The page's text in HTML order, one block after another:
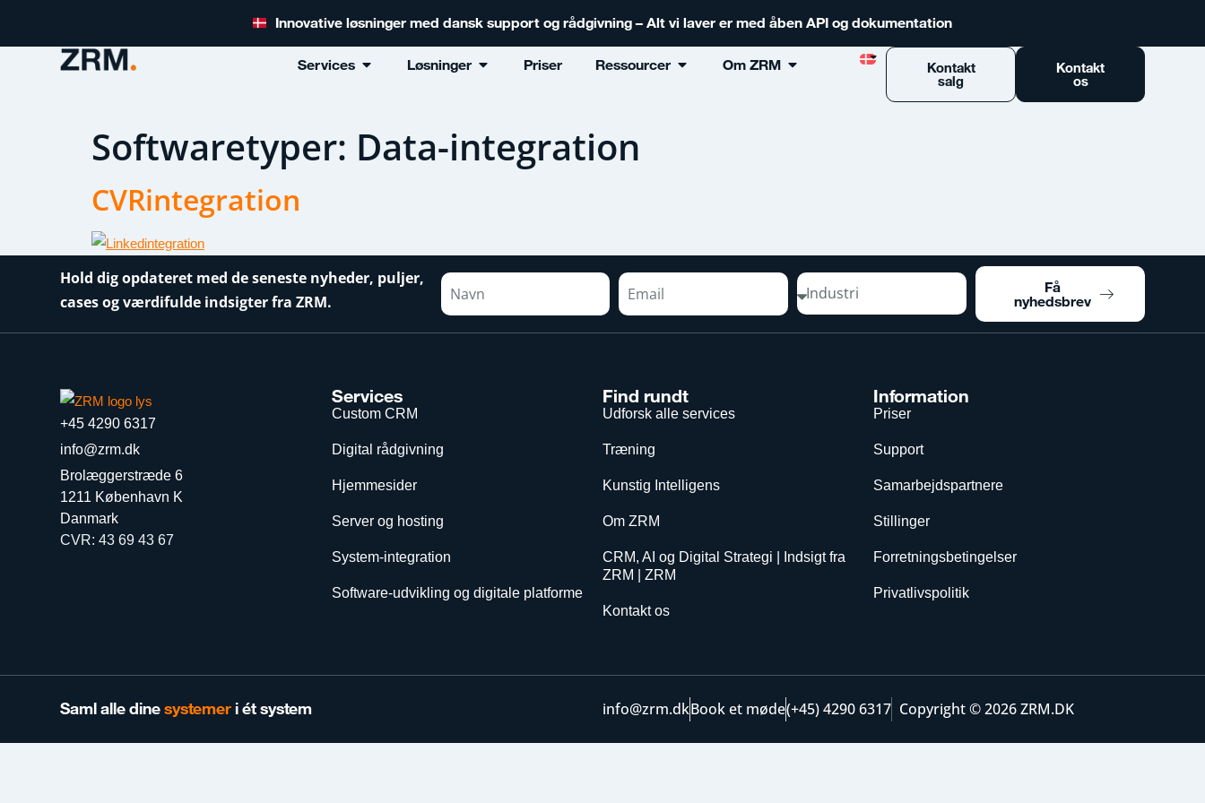
Innovative løsninger med dansk support og rådgivning – Alt vi laver er med åben API og dokumentation
Services Løsninger Priser Ressourcer Om ZRM Kontakt
salg
Kontakt
os
Softwaretyper: Data-integration
CVRintegration
Hold dig opdateret med de seneste nyheder, puljer,
cases og værdifulde indsigter fra ZRM.
Få
nyhedsbrev
+45 4290 6317
info@zrm.dk
Brolæggerstræde 6
1211 København K
Danmark
CVR: 43 69 43 67
Services
Custom CRM
Digital rådgivning
Hjemmesider
Server og hosting
System-integration
Software-udvikling og digitale platforme
Find rundt
Udforsk alle services
Træning
Kunstig Intelligens
Om ZRM
CRM, AI og Digital Strategi | Indsigt fra
ZRM | ZRM
Kontakt os
Information
Priser
Support
Samarbejdspartnere
Stillinger
Forretningsbetingelser
Privatlivspolitik
Saml alle dinesystemer i ét system info@zrm.dkBook et møde(+45) 4290 6317 Copyright © 2026 ZRM.DK